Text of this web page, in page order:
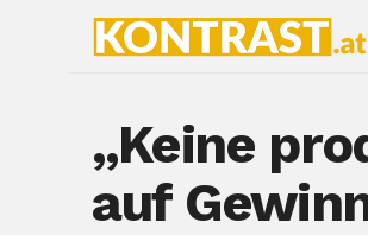
„Keine
auf